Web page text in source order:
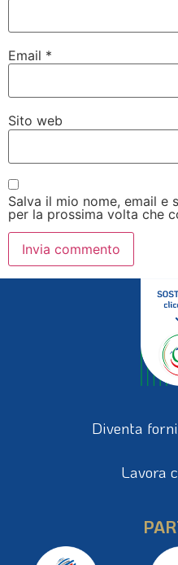
Email *
Sito web
Salva il mio nome, email
per la prossima volta che
Diventa
Lavora